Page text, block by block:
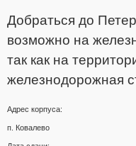
Добраться до
возможно на
так как на
железнодорожная
Адрес корпуса:
п. Ковалево